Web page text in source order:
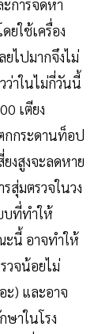
การจัดหา
ยใช้เครื่อง
ยไปมากจึงไม่
ว่าในไม่กี่วันนี้
เตียง
กกระดานท็อป
งสูงจะลดหาย
สุ่มตรวจในวง
บที่ทำให้
ะนี้ อาจทำให้
วจน้อยไม่
ะ) และอาจ
ษาในโรง